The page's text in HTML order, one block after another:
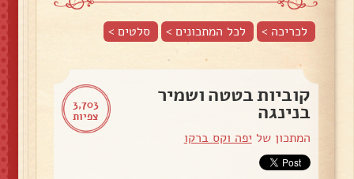
לכריכה > לכל המתכונים > סלטים>
3,703
צפיות
קוביות בטטה ושמיר
בנינגה
המתכון של יפה וקס ברקו